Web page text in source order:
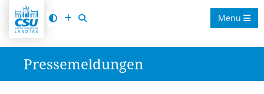
Menu
Pressemeldungen